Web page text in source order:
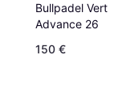
Bullpadel
Advance 26
150 €